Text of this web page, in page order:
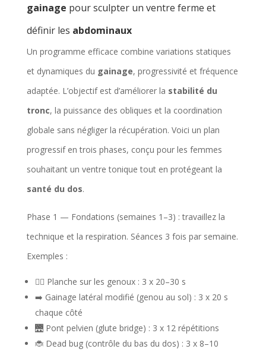
gainage pour sculpter un ventre ferme et
définir les abdominaux
Un programme efficace combine variations statiques
et dynamiques du gainage, progressivité et fréquence
adaptée. L’objectif est d’améliorer la stabilité du
tronc, la puissance des obliques et la coordination
globale sans négliger la récupération. Voici un plan
progressif en trois phases, conçu pour les femmes
souhaitant un ventre tonique tout en protégeant la
santé du dos.
Phase 1 — Fondations (semaines 1–3) : travaillez la
technique et la respiration. Séances 3 fois par semaine.
Exemples :
🧘‍♀️ Planche sur les genoux : 3 x 20–30 s
➡️ Gainage latéral modifié (genou au sol) : 3 x 20 s
chaque côté
🌉 Pont pelvien (glute bridge) : 3 x 12 répétitions
🐞 Dead bug (contrôle du bas du dos) : 3 x 8–10